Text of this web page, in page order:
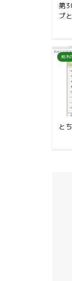
第
プ
栃木
と